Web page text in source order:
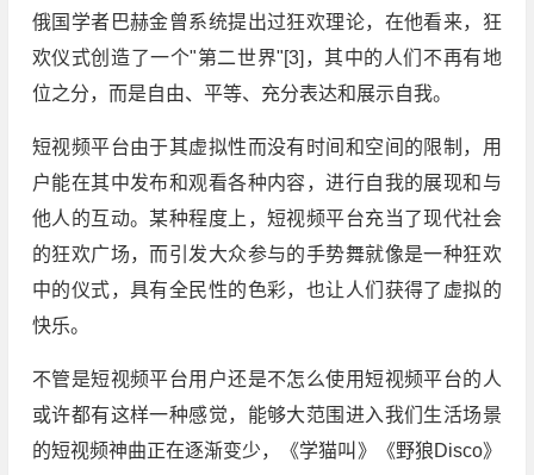
俄国学者巴赫金曾系统提出过狂欢理论，在他看来，狂
欢仪式创造了一个"第二世界"[3]，其中的人们不再有地
位之分，而是自由、平等、充分表达和展示自我。
短视频平台由于其虚拟性而没有时间和空间的限制，用
户能在其中发布和观看各种内容，进行自我的展现和与
他人的互动。某种程度上，短视频平台充当了现代社会
的狂欢广场，而引发大众参与的手势舞就像是一种狂欢
中的仪式，具有全民性的色彩，也让人们获得了虚拟的
快乐。
不管是短视频平台用户还是不怎么使用短视频平台的人
或许都有这样一种感觉，能够大范围进入我们生活场景
的短视频神曲正在逐渐变少，《学猫叫》《野狼Disco》